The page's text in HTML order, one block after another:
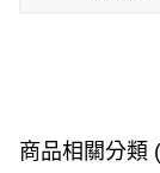
商品相關分類